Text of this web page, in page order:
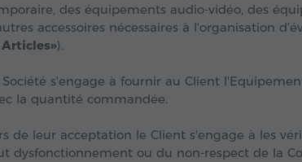
des équipements audio-vidéo, des
accessoires nécessaires à l'organisation
).
Société s'engage à fournir au Client
la quantité commandée.
de leur acceptation le Client s'engage à les
dysfonctionnement ou du non-respect de la